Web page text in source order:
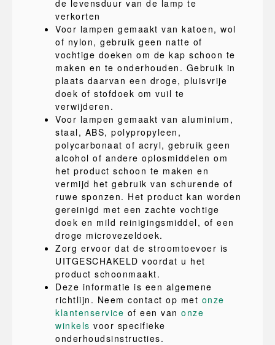
de levensduur van de lamp te
verkorten
Voor lampen gemaakt van katoen, wol
of nylon, gebruik geen natte of
vochtige doeken om de kap schoon te
maken en te onderhouden. Gebruik in
plaats daarvan een droge, pluisvrije
doek of stofdoek om vuil te
verwijderen.
Voor lampen gemaakt van aluminium,
staal, ABS, polypropyleen,
polycarbonaat of acryl, gebruik geen
alcohol of andere oplosmiddelen om
het product schoon te maken en
vermijd het gebruik van schurende of
ruwe sponzen. Het product kan worden
gereinigd met een zachte vochtige
doek en mild reinigingsmiddel, of een
droge microvezeldoek.
Zorg ervoor dat de stroomtoevoer is
UITGESCHAKELD voordat u het
product schoonmaakt.
Deze informatie is een algemene
richtlijn. Neem contact op met onze
klantenservice of een van onze
winkels voor specifieke
onderhoudsinstructies.